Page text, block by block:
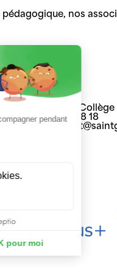
nos
23 rue du
04 71 48 28 18